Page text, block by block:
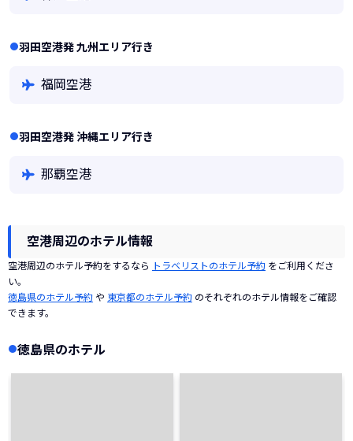
羽田空港発 九州エリア行き
福岡空港
羽田空港発 沖縄エリア行き
那覇空港
空港周辺のホテル情報
空港周辺のホテル予約をするなら トラベリストのホテル予約 をご利用くださ
い。
徳島県のホテル予約 や 東京都のホテル予約 のそれぞれのホテル情報をご確認
できます。
徳島県のホテル